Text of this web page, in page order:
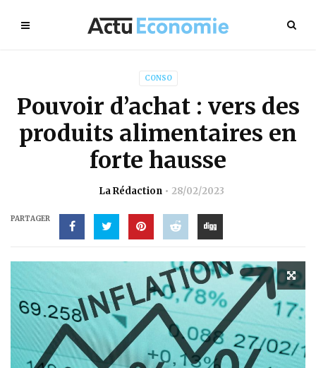
CONSO
Pouvoir d’achat : vers des
produits alimentaires en
forte hausse
La Rédaction 28/02/2023
PARTAGER